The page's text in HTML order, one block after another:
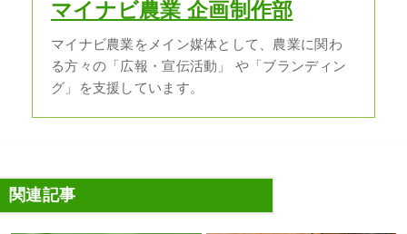
マイナビ農業 企画制作部
マイナビ農業をメイン媒体として、農業に関わ
る方々の「広報・宣伝活動」 や「ブランディン
グ」を支援しています。
関連記事